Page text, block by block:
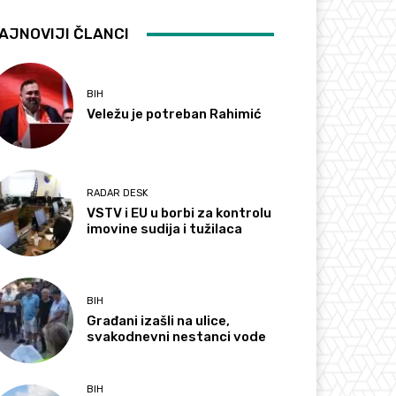
ČLANCI
BIH
Veležu je potreban Rahimić
RADAR DESK
VSTV i EU u borbi za kontrolu
imovine sudija i tužilaca
BIH
Građani izašli na ulice,
svakodnevni nestanci vode
BIH